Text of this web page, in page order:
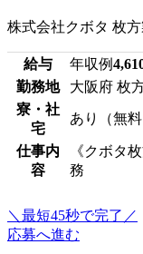
株式会社クボタ 枚
給与 年収例
勤務地
大阪府 枚
寮・社
宅
あり（無料
仕事内
容
《クボタ
務
＼最短45秒で完了／
応募へ進む